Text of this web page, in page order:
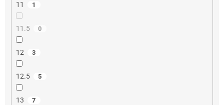
11 1
11.5 0
12 3
12.5 5
13 7